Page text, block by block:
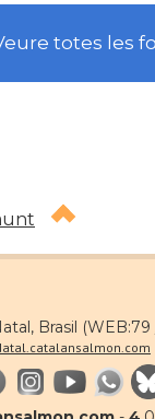
totes les
Brasil (WEB:79